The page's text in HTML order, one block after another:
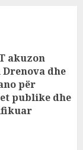
akuzon
dhe
për
publike dhe